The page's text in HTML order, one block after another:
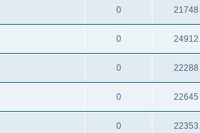
0 21748
0 24912
0 22288
0 22645
0 22353